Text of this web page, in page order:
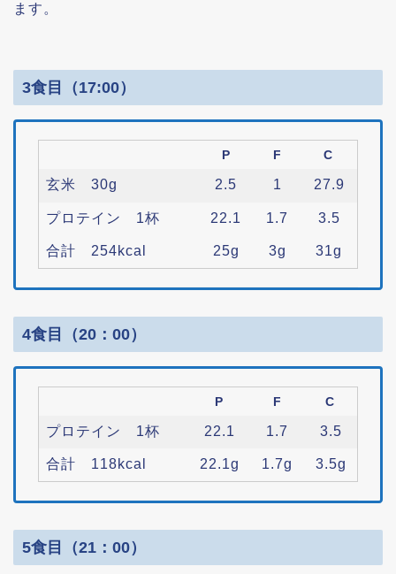
ます。
3食目（17:00）
P F C
玄米 30g 2.5 1 27.9
プロテイン 1杯 22.1 1.7 3.5
合計 254kcal 25g 3g 31g
4食目（20：00）
P F C
プロテイン 1杯 22.1 1.7 3.5
合計 118kcal 22.1g 1.7g 3.5g
5食目（21：00）